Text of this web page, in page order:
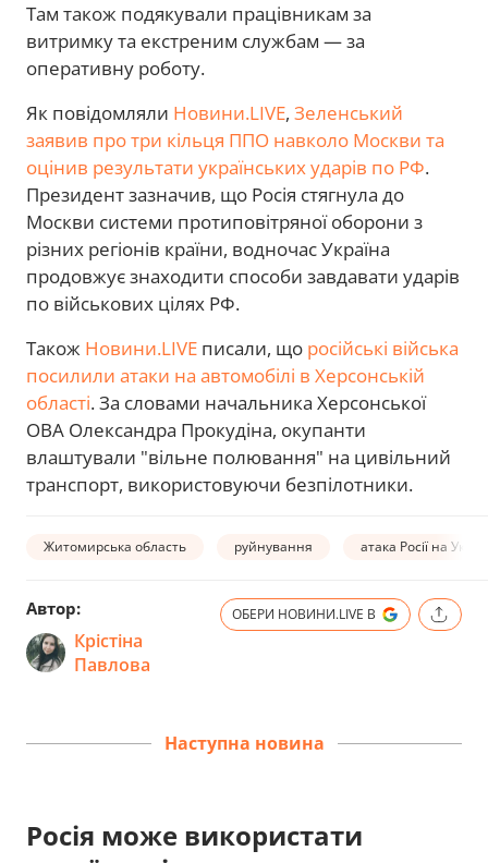
Там також подякували працівникам за
витримку та екстреним службам — за
оперативну роботу.
Як повідомляли Новини.LIVE, Зеленський
заявив про три кільця ППО навколо Москви та
оцінив результати українських ударів по РФ.
Президент зазначив, що Росія стягнула до
Москви системи протиповітряної оборони з
різних регіонів країни, водночас Україна
продовжує знаходити способи завдавати ударів
по військових цілях РФ.
Також Новини.LIVE писали, що російські війська
посилили атаки на автомобілі в Херсонській
області. За словами начальника Херсонської
ОВА Олександра Прокудіна, окупанти
влаштували "вільне полювання" на цивільний
транспорт, використовуючи безпілотники.
Житомирська область руйнування атака Росії на
Автор:
Крістіна
Павлова
ОБЕРИ НОВИНИ.LIVE В
Наступна новина
Росія може використати